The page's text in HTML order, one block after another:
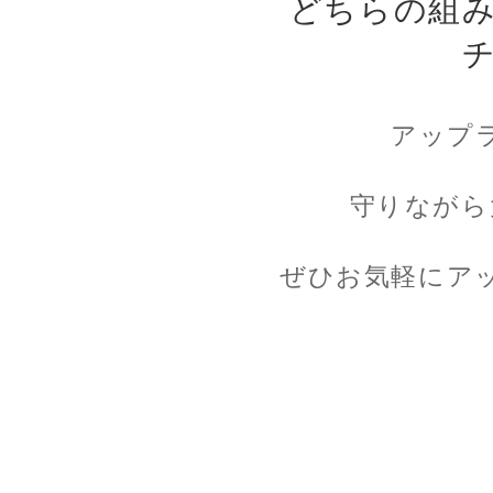
アップ
守りなが
ぜひお気軽にア